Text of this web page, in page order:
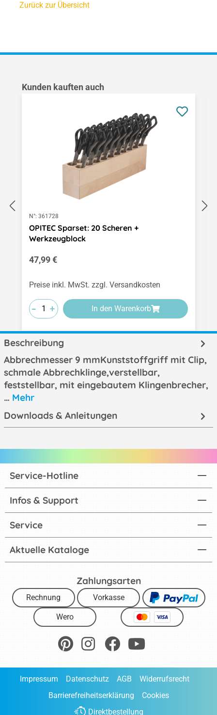
Zurück zur Übersicht
Produktgalerie überspringen
Kunden kauften auch
N°: 361728
OPITEC Sparset: 20 Scheren +
Werkzeugblock
Regulärer Preis:
47,99 €
Preise inkl. MwSt. zzgl. Versandkosten
-
-
- +
+
+ In den Warenkorb
Beschreibung
Abbrechmesser 9 mmKunststoffgriff mit Clip,
schmale Abbrechklinge,verstellbar,
feststellbar, mit eingebautem Klingenbrecher,
… Mehr
Downloads & Anleitungen
Aktuelle Kataloge
Service-Hotline
Infos & Support
Service
Zahlungsarten
Rechnung Vorkasse
Wero
Impressum Datenschutz AGB
Widerrufsrecht
Barrierefreiheitserklärung
Cookies
Direktbestellung